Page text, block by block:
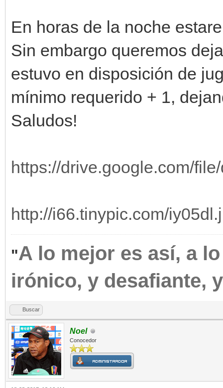
En horas de la noche
Sin embargo queremos
estuvo en disposición de
mínimo requerido + 1,
Saludos!
https://drive.google.com/
http://i66.tinypic.com/
"A lo mejor es así, a
irónico, y desafiante,
Buscar
Noel
Conocedor